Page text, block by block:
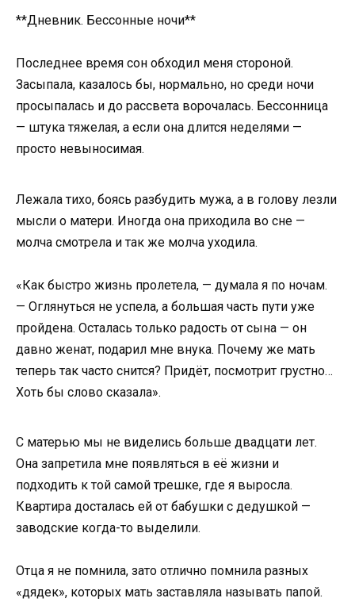
**Дневник. Бессонные ночи**
Последнее время сон обходил меня стороной.
Засыпала, казалось бы, нормально, но среди ночи
просыпалась и до рассвета ворочалась. Бессонница
— штука тяжелая, а если она длится неделями —
просто невыносимая.
Лежала тихо, боясь разбудить мужа, а в голову лезли
мысли о матери. Иногда она приходила во сне —
молча смотрела и так же молча уходила.
«Как быстро жизнь пролетела, — думала я по ночам.
— Оглянуться не успела, а большая часть пути уже
пройдена. Осталась только радость от сына — он
давно женат, подарил мне внука. Почему же мать
теперь так часто снится? Придёт, посмотрит грустно…
Хоть бы слово сказала».
С матерью мы не виделись больше двадцати лет.
Она запретила мне появляться в её жизни и
подходить к той самой трешке, где я выросла.
Квартира досталась ей от бабушки с дедушкой —
заводские когда-то выделили.
Отца я не помнила, зато отлично помнила разных
«дядек», которых мать заставляла называть папой.